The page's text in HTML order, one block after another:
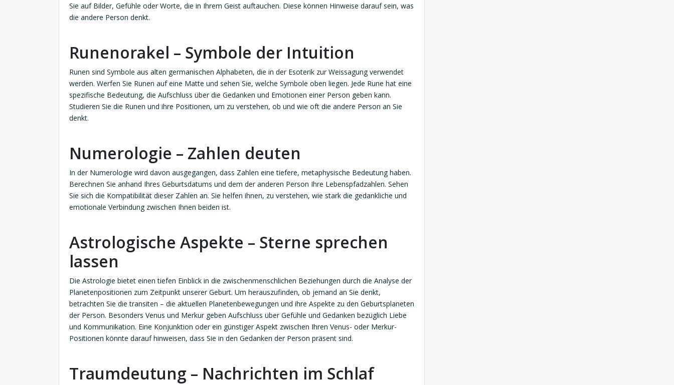
Sie auf Bilder, Gefühle oder Worte, die in Ihrem Geist auftauchen. Diese können Hinweise darauf sein, was
die andere Person denkt.
Runenorakel – Symbole der Intuition
Runen sind Symbole aus alten germanischen Alphabeten, die in der Esoterik zur Weissagung verwendet
werden. Werfen Sie Runen auf eine Matte und sehen Sie, welche Symbole oben liegen. Jede Rune hat eine
spezifische Bedeutung, die Aufschluss über die Gedanken und Emotionen einer Person geben kann.
Studieren Sie die Runen und ihre Positionen, um zu verstehen, ob und wie oft die andere Person an Sie
denkt.
Numerologie – Zahlen deuten
In der Numerologie wird davon ausgegangen, dass Zahlen eine tiefere, metaphysische Bedeutung haben.
Berechnen Sie anhand Ihres Geburtsdatums und dem der anderen Person Ihre Lebenspfadzahlen. Sehen
Sie sich die Kompatibilität dieser Zahlen an. Sie helfen ihnen, zu verstehen, wie stark die gedankliche und
emotionale Verbindung zwischen Ihnen beiden ist.
Astrologische Aspekte – Sterne sprechen
lassen
Die Astrologie bietet einen tiefen Einblick in die zwischenmenschlichen Beziehungen durch die Analyse der
Planetenpositionen zum Zeitpunkt unserer Geburt. Um herauszufinden, ob jemand an Sie denkt,
betrachten Sie die transiten – die aktuellen Planetenbewegungen und ihre Aspekte zu den Geburtsplaneten
der Person. Besonders Venus und Merkur geben Aufschluss über Gefühle und Gedanken bezüglich Liebe
und Kommunikation. Eine Konjunktion oder ein günstiger Aspekt zwischen Ihren Venus- oder Merkur-
Positionen könnte darauf hinweisen, dass Sie in den Gedanken der Person präsent sind.
Traumdeutung – Nachrichten im Schlaf